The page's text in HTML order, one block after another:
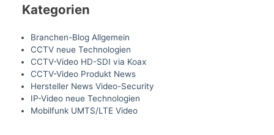
Kategorien
Branchen-Blog Allgemein
CCTV neue Technologien
CCTV-Video HD-SDI via Koax
CCTV-Video Produkt News
Hersteller News Video-Security
IP-Video neue Technologien
Mobilfunk UMTS/LTE Video